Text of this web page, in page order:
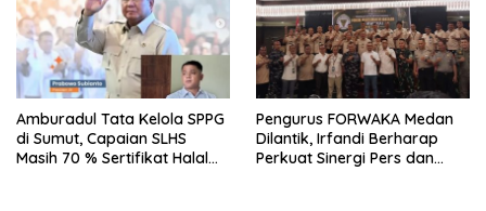
Amburadul Tata Kelola SPPG
di Sumut, Capaian SLHS
Masih 70 % Sertifikat Halal
Pengurus FORWAKA Medan
Dilantik, Irfandi Berharap
Perkuat Sinergi Pers dan